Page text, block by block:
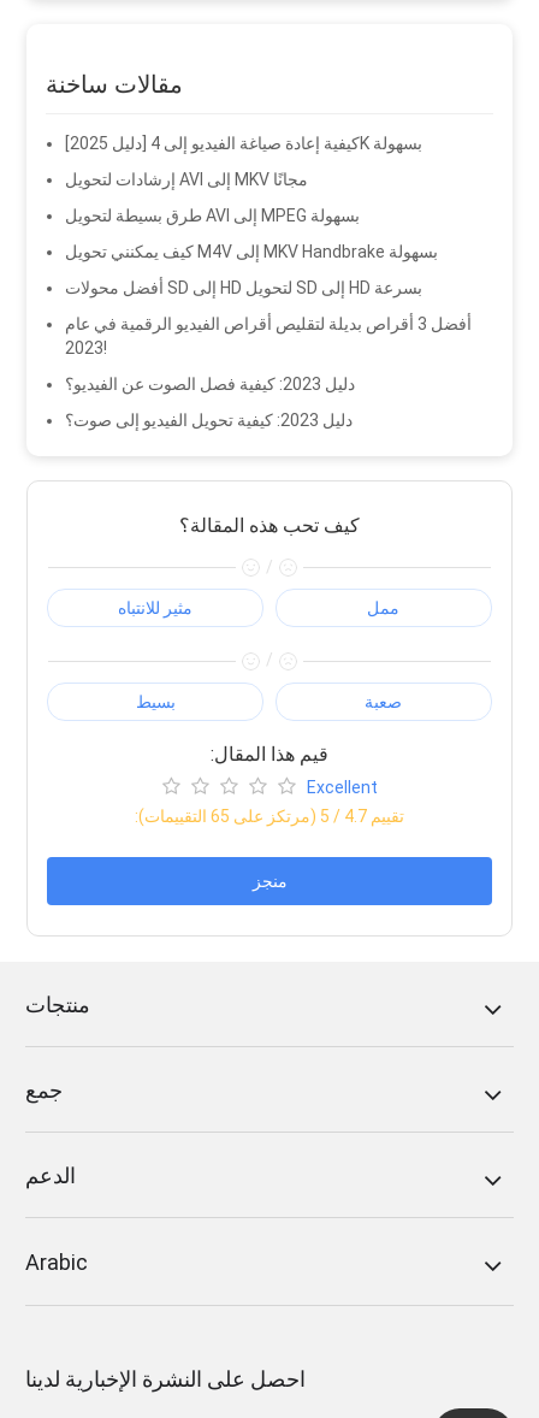
مقالات ساخنة
[دليل 2025] كيفية إعادة صياغة الفيديو إلى 4K بسهولة
إرشادات لتحويل AVI إلى MKV مجانًا
طرق بسيطة لتحويل AVI إلى MPEG بسهولة
كيف يمكنني تحويل M4V إلى MKV Handbrake بسهولة
أفضل محولات SD إلى HD لتحويل SD إلى HD بسرعة
أفضل 3 أقراص بديلة لتقليص أقراص الفيديو الرقمية في عام
2023!
دليل 2023: كيفية فصل الصوت عن الفيديو؟
دليل 2023: كيفية تحويل الفيديو إلى صوت؟
كيف تحب هذه المقالة؟
/
مثير للانتباه ممل
/
بسيط صعبة
:قيم هذا المقال
Excellent
:تقييم 4.7 / 5 (مرتكز على 65 التقييمات)
منجز
منتجات
جمع
الدعم
Arabic
احصل على النشرة الإخبارية لدينا